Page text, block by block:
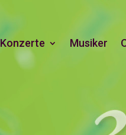
Konzerte Musiker